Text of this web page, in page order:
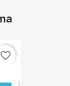
favorite_border